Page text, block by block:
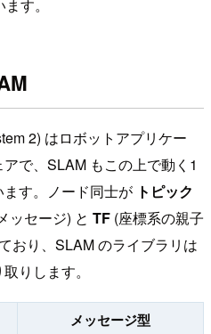
す。
2) はロボットアプリケー
で、SLAM もこの上で動く1
す。ノード同士が トピック
ッセージ) と TF (座標系の親子
おり、SLAM のライブラリは
りします。
メッセージ型